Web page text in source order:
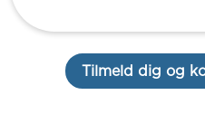
Tilmeld dig og